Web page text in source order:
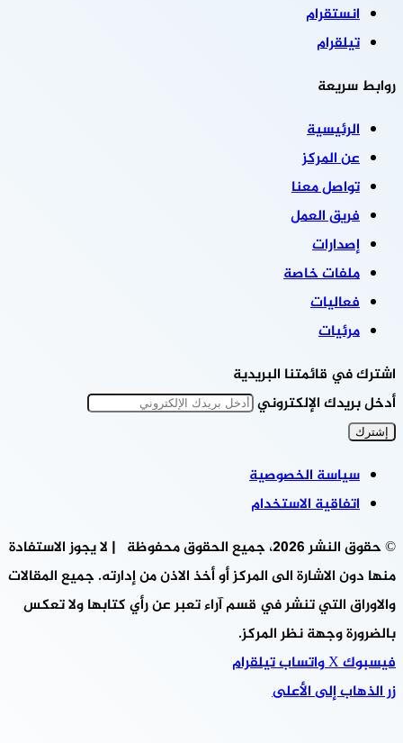
انستقرام
تيلقرام
روابط سريعة
الرئيسية
عن المركز
تواصل معنا
فريق العمل
إصدارات
ملفات خاصة
فعاليات
مرئيات
اشترك في قائمتنا البريدية
أدخل بريدك الإلكتروني
سياسة الخصوصية
اتفاقية الاستخدام
© حقوق النشر 2026، جميع الحقوق محفوظة | لا يجوز الاستفادة
منها دون الاشارة الى المركز أو أخذ الاذن من إدارته. جميع المقالات
والاوراق التي تنشر في قسم آراء تعبر عن رأي كتابها ولا تعكس
بالضرورة وجهة نظر المركز.
فيسبوك‫Xواتسابتيلقرام
زر الذهاب إلى الأعلى